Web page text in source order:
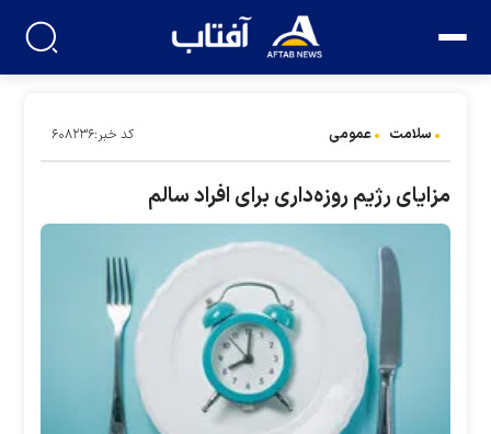
سلامت عمومی کد خبر:۶۰۸۲۳۶
مزایای رژیم روزه‌داری برای افراد سالم